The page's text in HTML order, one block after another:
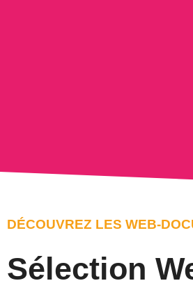
DÉCOUVREZ LES WEB-
Sélection